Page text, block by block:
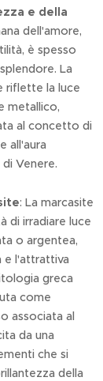
e della
dell'amore,
è spesso
La
riflette la luce
metallico,
al concetto di
all'aura
Venere.
: La marcasite
di irradiare luce
o argentea,
e l'attrattiva
greca
come
associata al
da una
che si
della